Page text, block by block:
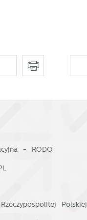
- RODO
Polskiej